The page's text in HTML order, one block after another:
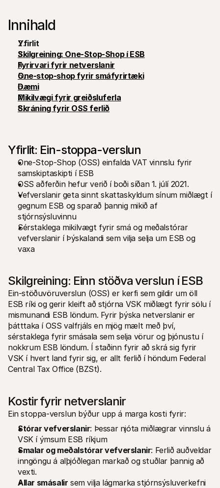
Tæknilegar auðlindir
Raðh გუნna
Kynntu þér þróunaraðilaauðlindir og uppfærslur
Bókasöfn
Sameinaðu Mollie við bókasöfn tilbúin til notkunar
Discord samfélag
Taktu þátt í forritarasamfélagi okkar
Um Mollie
Verðlag
Lestu nýjustu fréttirnar frá Mollie
Starfsferlar
Komdu að vinna með okkur – við
erum að ráða!
Hafa samband
Fyrir kaupendur
Fáðu að vita hvers vegna Mollie er á bankayfirlitinu þínu
Fyrir Mollie viðskiptavini
Hafðu samband við þjónustuverið okkar
Hafðu samband við söludeild
Kynntu þér hvernig við getum hjálpað fyrirtæki þínu
Innihald
Yfirlit
Skilgreining: One-Stop-Shop í ESB
Fyrirvari fyrir netverslanir
One-stop-shop fyrir smáfyrirtæki
Dæmi
Mikilvægi fyrir greiðsluferla
Skráning fyrir OSS ferlið
Yfirlit: Ein-stoppa-verslun
One-Stop-Shop (OSS) einfalda VAT vinnslu fyrir
samskiptaskipti í ESB
OSS aðferðin hefur verið í boði síðan 1. júlí 2021.
Vefverslanir geta sinnt skattaskyldum sínum miðlægt í
gegnum ESB og sparað þannig mikið af
stjórnsýsluvinnu
Sérstaklega mikilvægt fyrir smá og meðalstórar
vefverslanir í Þýskalandi sem vilja selja um ESB og
vaxa
Skilgreining: Einn stöðva verslun í ESB
Ein-stöðuvöruverslun (OSS) er kerfi sem gildir um öll
ESB ríki og gerir kleift að stjórna VSK miðlægt fyrir sölu í
mismunandi ESB löndum. Fyrir þýska netverslanir er
þátttaka í OSS valfrjáls en mjög mælt með því,
sérstaklega fyrir smásala sem selja vörur og þjónustu í
nokkrum ESB löndum. Í staðinn fyrir að skrá sig fyrir
VSK í hvert land fyrir sig, er allt ferlið í höndum Federal
Central Tax Office (BZSt).
Kostir fyrir netverslanir
Ein stoppa-verslun býður upp á marga kosti fyrir:
Stórar vefverslanir: Þessar njóta miðlægrar vinnslu á
VSK í ýmsum ESB ríkjum
Smalar og meðalstórar vefverslanir: Ferlið auðveldar
inngöngu á alþjóðlegan markað og stuðlar þannig að
vexti.
Allar smásalir sem vilja lágmarka stjórnsýsluverkefni